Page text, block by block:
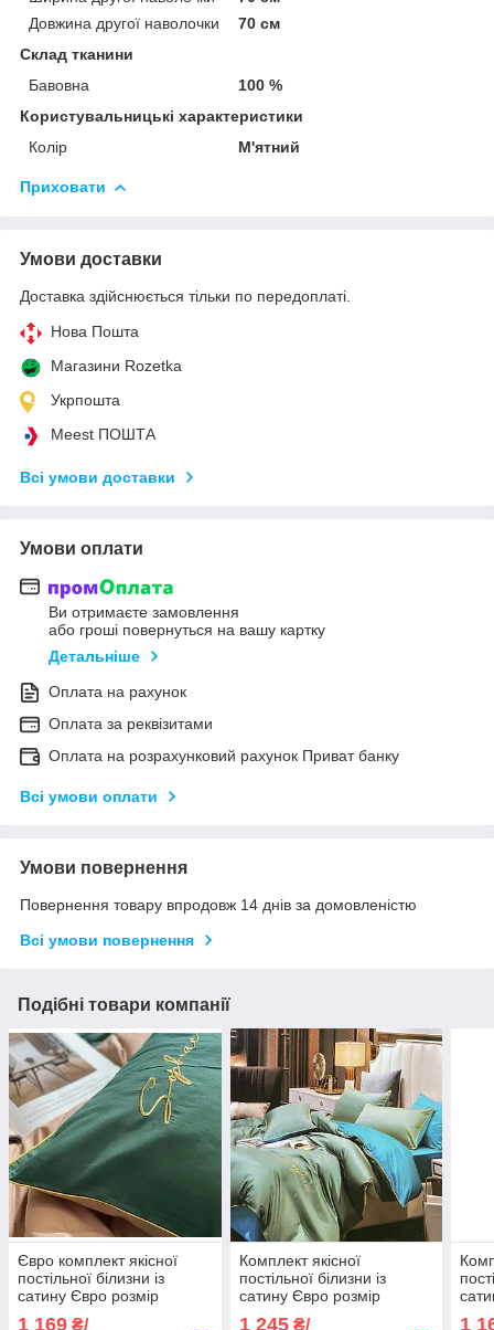
Довжина другої наволочки
70 см
Склад тканини
Бавовна
100 %
Користувальницькі характеристики
Колір
М'ятний
Приховати
Умови доставки
Доставка здійснюється тільки по передоплаті.
Нова Пошта
Магазини Rozetka
Укрпошта
Meest ПОШТА
Всі умови доставки
Умови оплати
Ви отримаєте замовлення
або гроші повернуться на вашу картку
Детальніше
Оплата на рахунок
Оплата за реквізитами
Оплата на розрахунковий рахунок Приват банку
Всі умови оплати
Умови повернення
Повернення товару впродовж 14 днів за домовленістю
Всі умови повернення
Подібні товари компанії
Євро комплект якісної
постільної білизни із
сатину Євро розмір
1 169 ₴/
Комплект якісної
постільної білизни із
сатину Євро розмір
1 245₴/
1